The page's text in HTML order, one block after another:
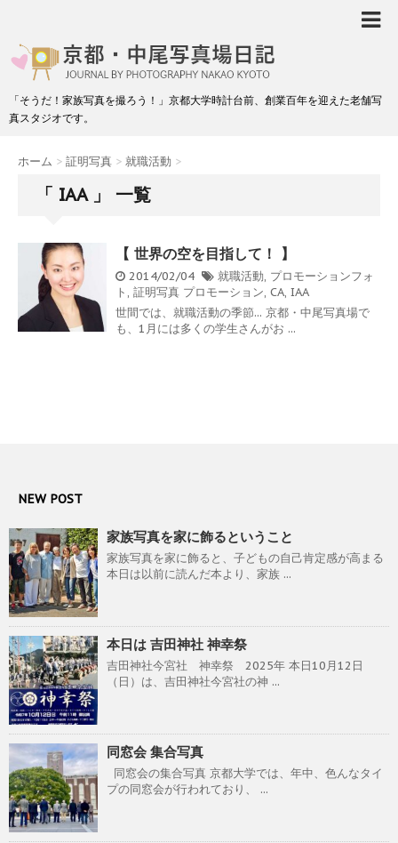
「そうだ！家族写真を撮ろう！」京都大学時計台前、創業百年を迎えた老舗写
真スタジオです。
ホーム > 証明写真 > 就職活動 >
「 IAA 」 一覧
【 世界の空を目指して！ 】
2014/02/04 就職活動, プロモーションフォ
ト , 証明写真 プロモーション, CA, IAA
世間では、就職活動の季節... 京都・中尾写真場で
も、1月には多くの学生さんがお ...
NEW POST
家族写真を家に飾るということ
家族写真を家に飾ると、子どもの自己肯定感が高まる
本日は以前に読んだ本より、家族 ...
本日は 吉田神社 神幸祭
吉田神社今宮社 神幸祭 2025年 本日10月12日
（日）は、吉田神社今宮社の神 ...
同窓会 集合写真
同窓会の集合写真 京都大学では、年中、色んなタイ
プの同窓会が行われており、 ...